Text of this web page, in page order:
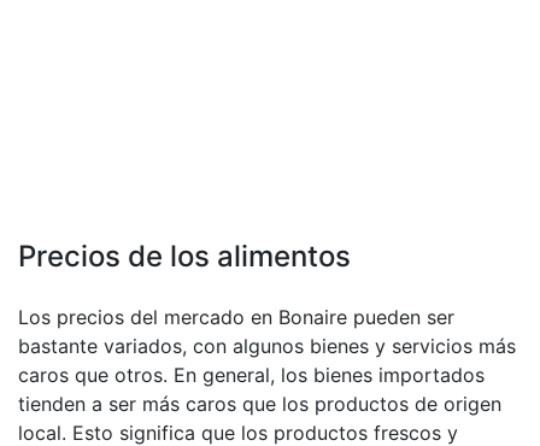
Precios de los alimentos
Los precios del mercado en Bonaire pueden ser
bastante variados, con algunos bienes y servicios más
caros que otros. En general, los bienes importados
tienden a ser más caros que los productos de origen
local. Esto significa que los productos frescos y